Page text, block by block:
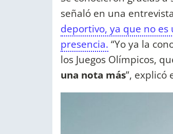
señaló en una
deportivo, ya que no
presencia. “Yo ya la
los Juegos Olímpicos,
una nota más”, explicó